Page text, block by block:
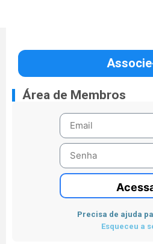
Área de Membros
Precisa de ajuda
Esqueceu a